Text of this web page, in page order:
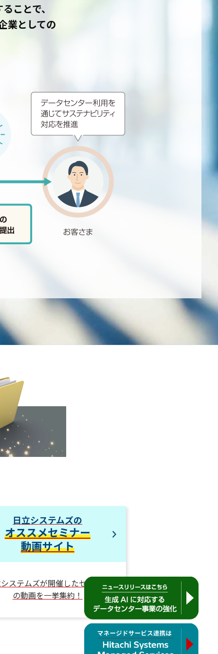
ことで、
業としての
日立システムズの
オススメセミナー
動画サイト
ステムズが開催したセミナー
の動画を一挙集約！